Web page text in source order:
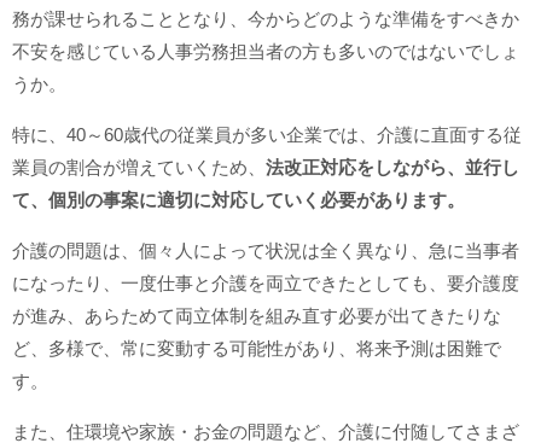
務が課せられることとなり、今からどのような準備をすべきか
不安を感じている人事労務担当者の方も多いのではないでしょ
うか。
特に、40～60歳代の従業員が多い企業では、介護に直面する従
業員の割合が増えていくため、 法改正対応をしながら、並行し
て、個別の事案に適切に対応していく必要があります。
介護の問題は、個々人によって状況は全く異なり、急に当事者
になったり、一度仕事と介護を両立できたとしても、要介護度
が進み、あらためて両立体制を組み直す必要が出てきたりな
ど、多様で、常に変動する可能性があり、将来予測は困難で
す。
また、住環境や家族・お金の問題など、介護に付随してさまざ